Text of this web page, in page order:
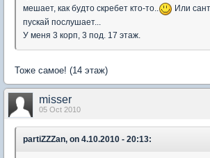
мешает, как будто скребет кто-то..
Или
пускай послушает...
У меня 3 корп, 3 под. 17 этаж.
Тоже самое! (14 этаж)
misser
05 Oct 2010
partiZZZan, on 4.10.2010 - 20:13: